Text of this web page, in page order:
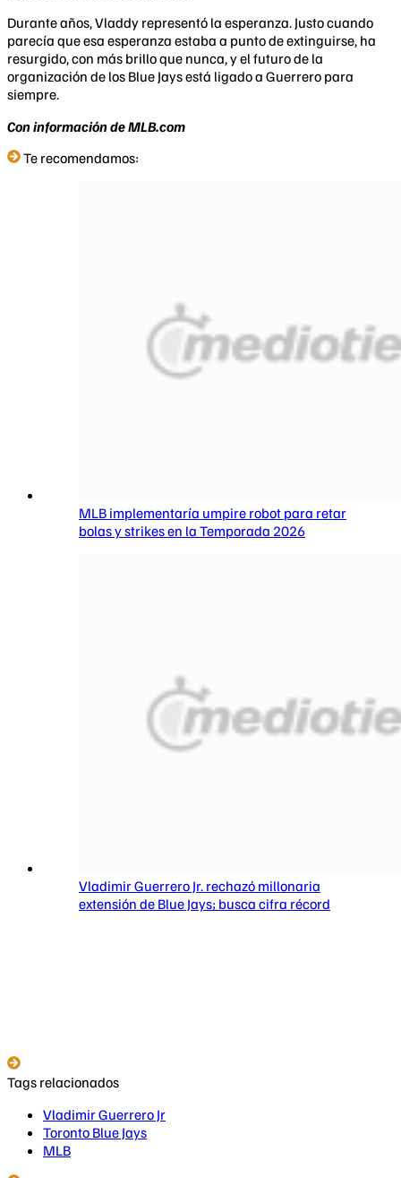
Durante años, Vladdy representó la esperanza. Justo cuando
parecía que esa esperanza estaba a punto de extinguirse, ha
resurgido, con más brillo que nunca, y el futuro de la
organización de los Blue Jays está ligado a Guerrero para
siempre.
Con información de MLB.com
Te recomendamos:
MLB implementaría umpire robot para retar
bolas y strikes en la Temporada 2026
Vladimir Guerrero Jr. rechazó millonaria
extensión de Blue Jays; busca cifra récord
Tags relacionados
Vladimir Guerrero Jr
Toronto Blue Jays
MLB